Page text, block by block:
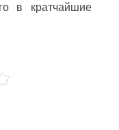
в кратчайшие